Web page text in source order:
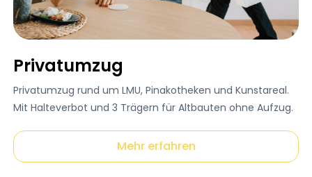
Privatumzug
Privatumzug rund um LMU, Pinakotheken und Kunstareal.
Mit Halteverbot und 3 Trägern für Altbauten ohne Aufzug.
Mehr erfahren